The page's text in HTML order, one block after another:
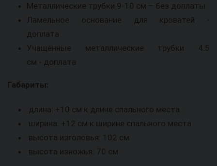
Металлические трубки 9-10 см – без доплаты
Ламельное основание для кроватей -
доплата
Учащённые металлические трубки 4.5
см - доплата
Габариты:
длина: +10 см к длине спального места
ширина: +12 см к ширине спального места
высота изголовья: 102 см
высота изножья: 70 см